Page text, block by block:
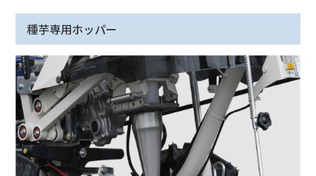
種芋専用ホッパー